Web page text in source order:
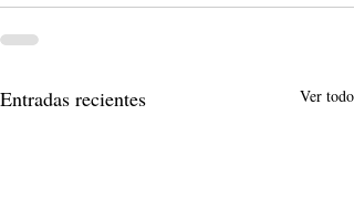
Entradas recientes Ver todo